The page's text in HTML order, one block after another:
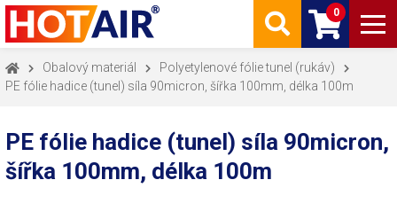
0
Obalový materiál
Polyetylenové fólie tunel (rukáv)
PE fólie hadice (tunel) síla 90micron, šířka 100mm, délka 100m
PE fólie hadice (tunel) síla 90micron,
šířka 100mm, délka 100m